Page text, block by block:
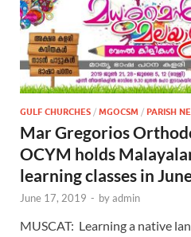
GULF CHURCHES / MGOCSM / PARISH
Mar Gregorios
OCYM holds
learning classes in
June 17, 2019 - byadmin
MUSCAT: Learning a native